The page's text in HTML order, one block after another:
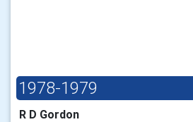
1978-1979
R D Gordon